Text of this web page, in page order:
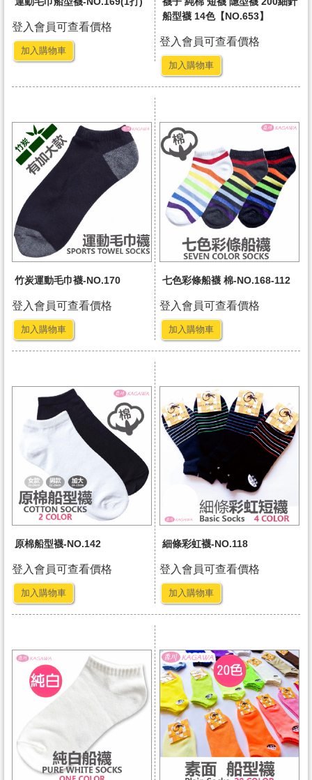
登入會員可查看價格
加入購物車
船型襪 14色【NO.653】
登入會員可查看價格
加入購物車
竹炭運動毛巾襪-NO.170
登入會員可查看價格
加入購物車
七色彩條船襪 棉-NO.168-112
登入會員可查看價格
加入購物車
原棉船型襪-NO.142
登入會員可查看價格
加入購物車
細條彩虹襪-NO.118
登入會員可查看價格
加入購物車